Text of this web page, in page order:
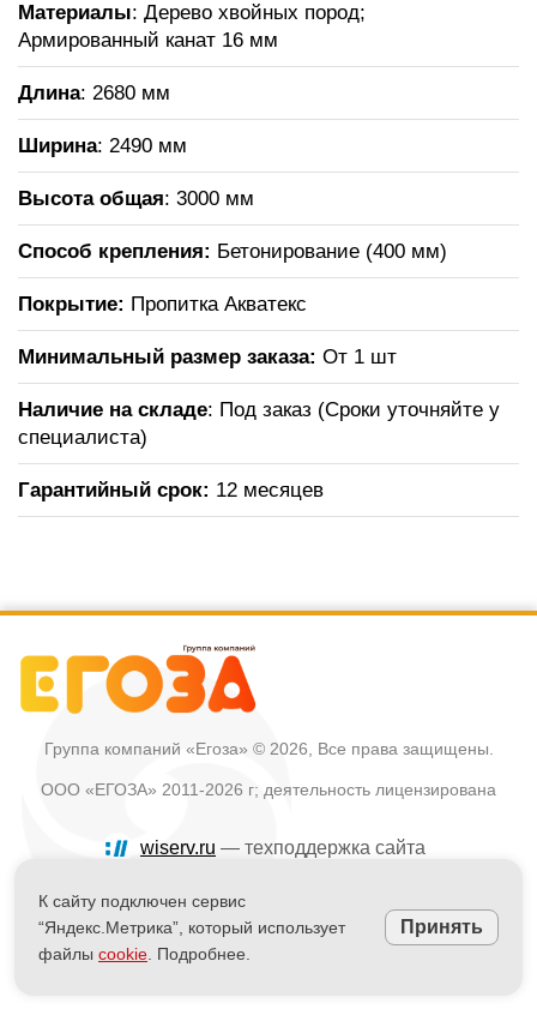
Материалы: Дерево хвойных пород;
Армированный канат 16 мм
Длина: 2680 мм
Ширина: 2490 мм
Высота общая: 3000 мм
Способ крепления: Бетонирование (400 мм)
Покрытие: Пропитка Акватекс
Минимальный размер заказа: От 1 шт
Наличие на складе: Под заказ (Сроки уточняйте у
специалиста)
Гарантийный срок: 12 месяцев
Группа компаний «Егоза» © 2026, Все права защищены.
ООО «ЕГОЗА» 2011-2026 г; деятельность лицензирована
wiserv.ru — техподдержка сайта
Политика в отношении обработки персональных данных
Информация на сайте не является публичной офертой
К сайту подключен сервис
“Яндекс.Метрика”, который использует
файлы cookie . Подробнее.
Принять